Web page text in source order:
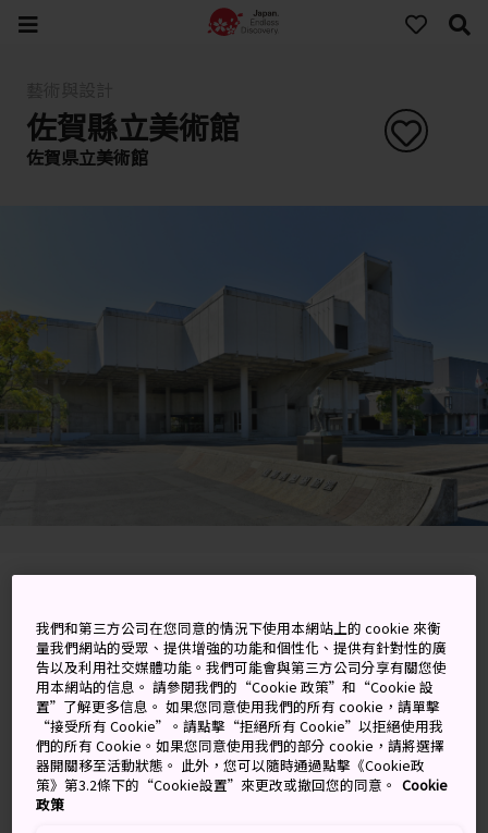
佐賀縣立美術館
佐賀県立美術館
在 Google 地圖上檢視
取得轉乘資訊
關鍵字 地圖
我們和第三方公司在您同意的情況下使用本網站上的 cookie 來衡
量我們網站的受眾、提供增強的功能和個性化、提供有針對性的廣
告以及利用社交媒體功能。我們可能會與第三方公司分享有關您使
用本網站的信息。 請參閱我們的“Cookie 政策”和“Cookie 設
置”了解更多信息。 如果您同意使用我們的所有 cookie，請單擊
“接受所有 Cookie”。請點擊“拒絕所有 Cookie”以拒絕使用我
們的所有 Cookie。如果您同意使用我們的部分 cookie，請將選擇
器開關移至活動狀態。 此外，您可以隨時通過點擊《Cookie政
策》第3.2條下的“Cookie設置”來更改或撤回您的同意。 Cookie
政策